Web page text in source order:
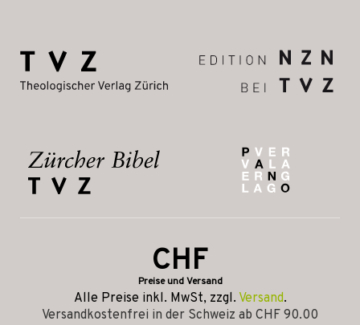
CHF
Preise und Versand
Alle Preise inkl. MwSt, zzgl. Versand.
Versandkostenfrei in der Schweiz ab CHF 90.00